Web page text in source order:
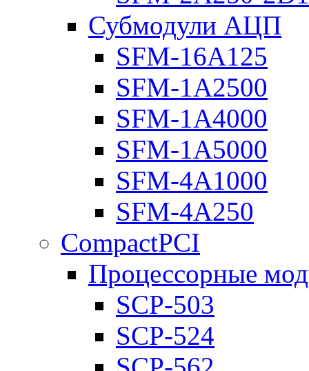
Субмодули АЦП
SFM-16A125
SFM-1A2500
SFM-1A4000
SFM-1A5000
SFM-4A1000
SFM-4A250
CompactPCI
Процессорные
SCP-503
SCP-524